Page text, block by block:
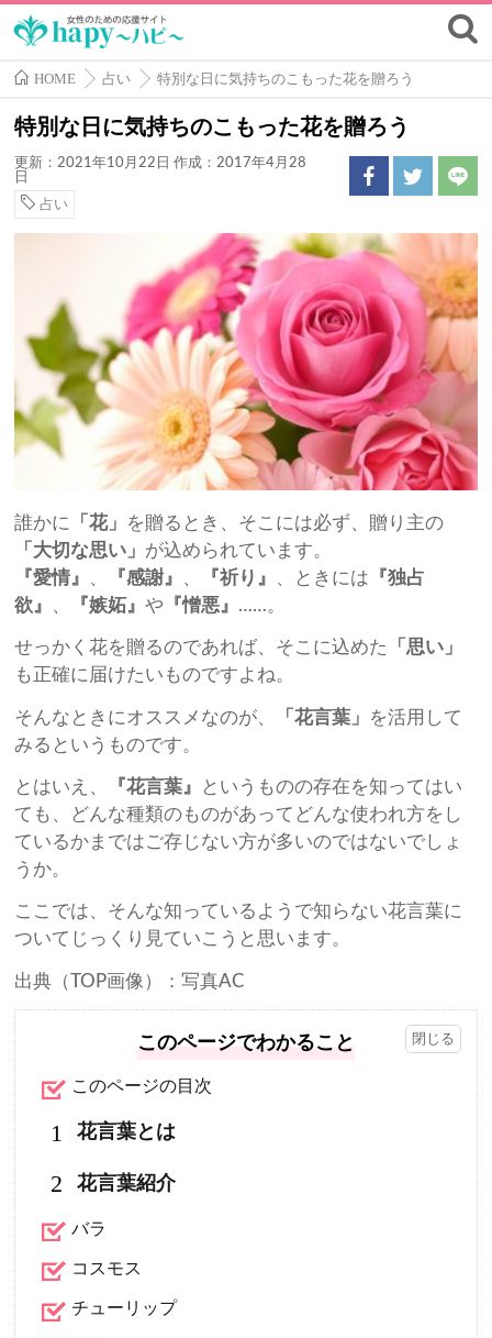
HOME 占い 特別な日に気持ちのこもった花を贈ろう
特別な日に気持ちのこもった花を贈ろう
更新：2021年10月22日 作成：2017年4月28
日
占い
誰かに 「花」 を贈るとき、そこには必ず、贈り主の
「大切な思い」 が込められています。
『愛情』
『感謝』 『祈り』 、ときには 『独占
欲』
『嫉妬』や 『憎悪』 ……。
せっかく花を贈るのであれば、そこに込めた
「思い」
も正確に届けたいものですよね。
そんなときにオススメなのが、 「花言葉」 を活用して
みるというものです。
とはいえ、 『花言葉』
というものの存在を知ってはい
ても、どんな種類のものがあってどんな使われ方をし
ているかまではご存じない方が多いのではないでしょ
うか。
ここでは、そんな知っているようで知らない花言葉に
ついてじっくり見ていこうと思います。
出典（TOP画像）：写真AC
このページでわかること
このページの目次
1 花言葉とは
2 花言葉紹介
バラ
コスモス
チューリップ